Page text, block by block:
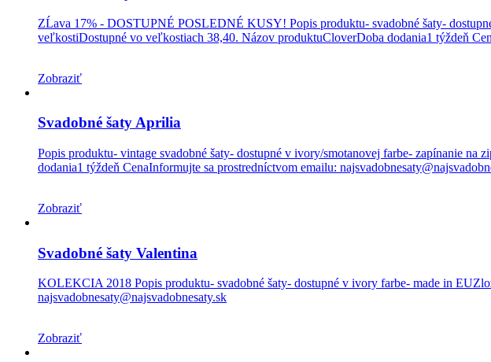
ZĹava 17% - DOSTUPNÉ POSLEDNÉ KUSY! Popis produktu- svadobné šaty-
veľkostiDostupné vo veľkostiach 38,40. Názov produktuCloverDoba dodania1 týždeň
Zobraziť
Svadobné šaty Aprilia
Popis produktu- vintage svadobné šaty- dostupné v ivory/smotanovej farbe- zapínanie
dodania1 týždeň CenaInformujte sa prostredníctvom emailu:
Zobraziť
Svadobné šaty Valentina
KOLEKCIA 2018 Popis produktu- svadobné šaty- dostupné v ivory farbe- made in
najsvadobnesaty@najsvadobnesaty.sk
Zobraziť